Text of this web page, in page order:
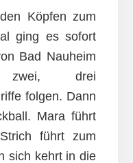
Köpfen zum
ging es sofort
Bad Nauheim
zwei, drei
folgen. Dann
Mara führt
führt zum
sich kehrt in die